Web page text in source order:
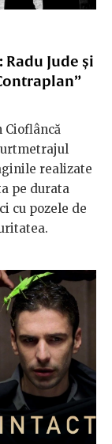
Jude și
Cioflâncă
realizate
pe durata
cu pozele de